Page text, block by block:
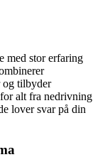
med stor erfaring
og tilbyder
alt fra nedrivning
lover svar på din